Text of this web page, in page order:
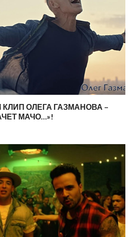
ОЛЕГА ГАЗМАНОВА –
МАЧО…»!